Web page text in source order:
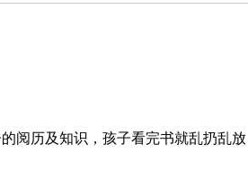
阅历及知识，孩子看完书就乱扔乱